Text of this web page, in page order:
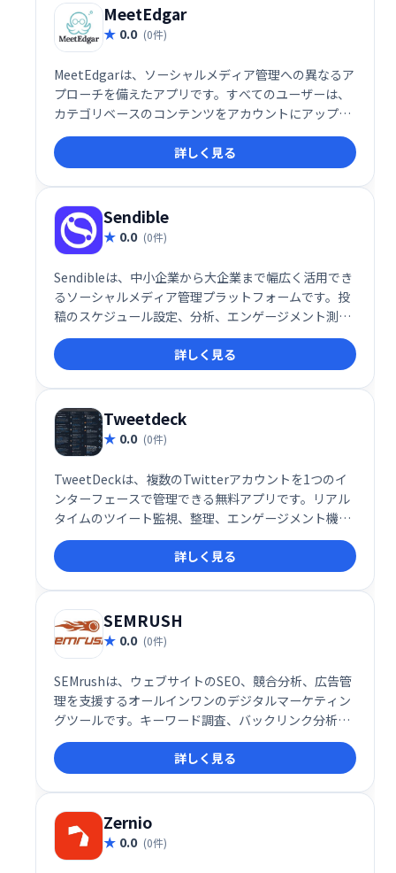
MeetEdgar
0.0 (0件)
MeetEdgarは、ソーシャルメディア管理への異なるア
プローチを備えたアプリです。すべてのユーザーは、
カテゴリベースのコンテンツをアカウントにアップロ
ードし、アカウントがコンテンツを投稿したい時間帯
を作成するだけです。詳しく見る
Sendible
0.0 (0件)
Sendibleは、中小企業から大企業まで幅広く活用でき
るソーシャルメディア管理プラットフォームです。投
稿のスケジュール設定、分析、エンゲージメント測定
など、ソーシャルメディアマーケティングに必要な機
能を一つのダッシュボードで管理できます。ROI測定
も可能で、効果的なソーシャルメディア戦略の実現を
支援します。
詳しく見る
Tweetdeck
0.0 (0件)
TweetDeckは、複数のTwitterアカウントを1つのイ
ンターフェースで管理できる無料アプリです。リアル
タイムのツイート監視、整理、エンゲージメント機能
を備え、企業のソーシャルメディア戦略を効率化しま
す。複数のアカウントを同時管理し、迅速な対応と効
果的な情報発信を実現します。
詳しく見る
SEMRUSH
0.0 (0件)
SEMrushは、ウェブサイトのSEO、競合分析、広告管
理を支援するオールインワンのデジタルマーケティン
グツールです。キーワード調査、バックリンク分析、
サイトオーディットなど、幅広い機能を提供し、オン
ライン上のプレゼンス向上をサポートします。効果的
なデジタルマーケティング戦略の実現に貢献します。
詳しく見る
Zernio
0.0 (0件)